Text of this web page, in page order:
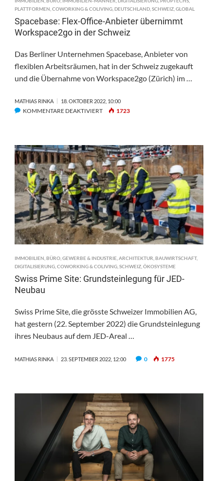
PLATTFORMEN,COWORKING & COLIVING,DEUTSCHLAND,SCHWEIZ,GLOBAL
Spacebase: Flex-Office-Anbieter übernimmt
Workspace2go in der Schweiz
Das Berliner Unternehmen Spacebase, Anbieter von
flexiblen Arbeitsräumen, hat in der Schweiz zugekauft
und die Übernahme von Workspace2go (Zürich) im …
MATHIAS RINKA 18. OKTOBER 2022, 10:00
KOMMENTARE DEAKTIVIERTFÜR
ANBIETER
ÜBERNIMMT
WORKSPACE2GO
IN
DER
SCHWEIZ
1723
IMMOBILIEN BÜRO GEWERBE & INDUSTRIE ARCHITEKTUR BAUWIRTSCHAFT,
DIGITALISIERUNG COWORKING & COLIVING SCHWEIZ ÖKOSYSTEME
Swiss Prime Site: Grundsteinlegung für JED-
Neubau
Swiss Prime Site, die grösste Schweizer Immobilien AG,
hat gestern (22. September 2022) die Grundsteinlegung
ihres Neubaus auf dem JED-Areal …
MATHIAS RINKA 23. SEPTEMBER 2022, 12:00 0 1775